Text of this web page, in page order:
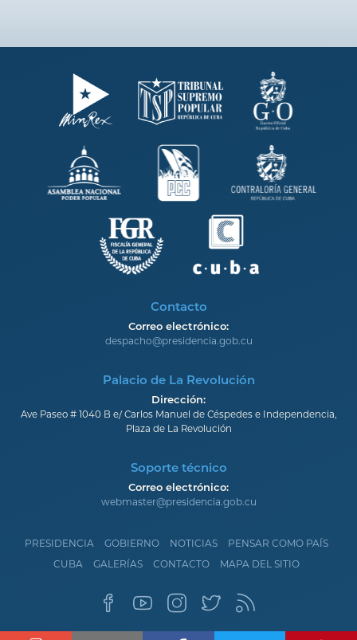
Contacto
Correo electrónico:
despacho@presidencia.gob.cu
Palacio de La Revolución
Dirección:
Ave Paseo # 1040 B e/ Carlos Manuel de Céspedes e Independencia,
Plaza de La Revolución
Soporte técnico
Correo electrónico:
webmaster@presidencia.gob.cu
PRESIDENCIA GOBIERNO NOTICIAS
PENSAR COMO PAÍS
CUBA
GALERÍAS CONTACTO MAPA DEL SITIO